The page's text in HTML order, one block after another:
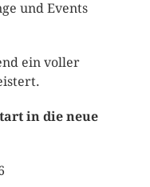
und Events
ein voller
in die neue